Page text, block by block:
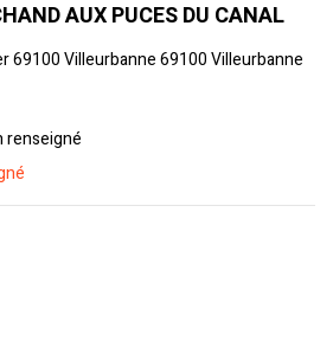
AUX PUCES DU CANAL
69100 Villeurbanne 69100 Villeurbanne
renseigné